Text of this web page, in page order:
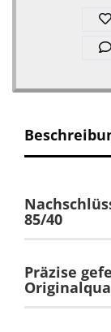
85/40
Präzise